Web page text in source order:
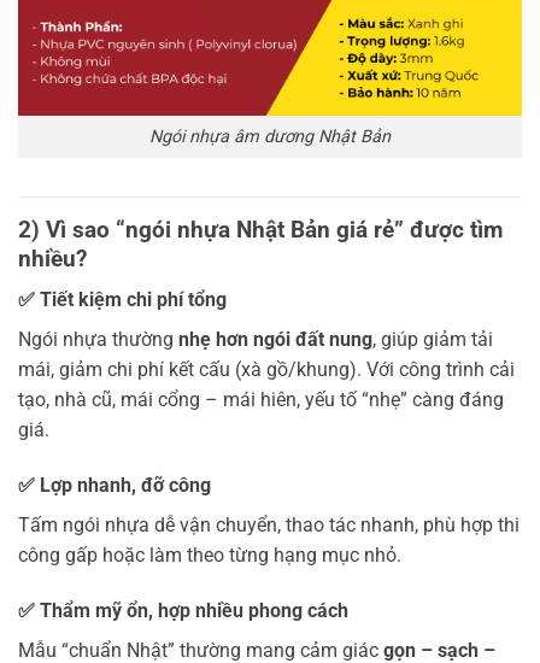
Ngói nhựa âm dương Nhật Bản
2) Vì sao “ngói nhựa Nhật Bản giá rẻ” được tìm
nhiều?
✅ Tiết kiệm chi phí tổng
Ngói nhựa thường nhẹ hơn ngói đất nung, giúp giảm tải
mái, giảm chi phí kết cấu (xà gồ/khung). Với công trình cải
tạo, nhà cũ, mái cổng – mái hiên, yếu tố “nhẹ” càng đáng
giá.
✅ Lợp nhanh, đỡ công
Tấm ngói nhựa dễ vận chuyển, thao tác nhanh, phù hợp thi
công gấp hoặc làm theo từng hạng mục nhỏ.
✅ Thẩm mỹ ổn, hợp nhiều phong cách
Mẫu “chuẩn Nhật” thường mang cảm giác gọn – sạch –